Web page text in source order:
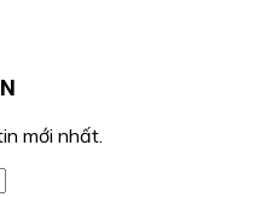
mới nhất.